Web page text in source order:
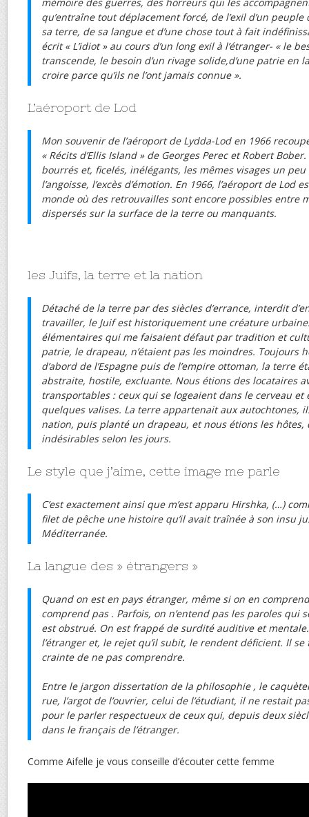
qu’entraîne tout déplacement forcé, de l’exil d’un
sa terre, de sa langue et d’une chose tout à fait
écrit « L’idiot » au cours d’un long exil à l’étranger- « le
transcende, le besoin d’un rivage solide,d’une patrie en
croire parce qu’ils ne l’ont jamais connue ».
L’aéroport de Lod
Mon souvenir de l’aéroport de Lydda-Lod en 1966
« Récits d’Ellis Island » de Georges Perec et Robert
bourrés et, ficelés, inélégants, les mêmes visages un peu
l’angoisse, l’excès d’émotion. En 1966, l’aéroport de Lod
monde où des retrouvailles sont encore possibles entre
dispersés sur la surface de la terre ou manquants.
les Juifs, la terre et la nation
Détaché de la terre par des siècles d’errance, interdit
travailler, le Juif est historiquement une créature
élémentaires qui me faisaient défaut par tradition et
patrie, le drapeau, n’étaient pas les moindres. Toujours
d’abord de l’Espagne puis de l’empire ottoman, la terre
abstraite, hostile, excluante. Nous étions des locataires
transportables : ceux qui se logeaient dans le cerveau et
quelques valises. La terre appartenait aux autochtones,
nation, puis planté un drapeau, et nous étions les hôtes,
indésirables selon les jours.
Le style que j’aime, cette image me parle
C’est exactement ainsi que m’est apparu Hirshka, (…)
filet de pêche une histoire qu’il avait traînée à son insu
Méditerranée.
La langue des » étrangers »
Quand on est en pays étranger, même si on en
comprend pas . Parfois, on n’entend pas les paroles qui
est obstrué. On est frappé de surdité auditive et
l’étranger et, le rejet qu’il subit, le rendent déficient. Il
crainte de ne pas comprendre.
Entre le jargon dissertation de la philosophie , le
rue, l’argot de l’ouvrier, celui de l’étudiant, il ne restait
pour le parler respectueux de ceux qui, depuis deux
dans le français de l’étranger.
Comme Aifelle je vous conseille d’écouter cette femme